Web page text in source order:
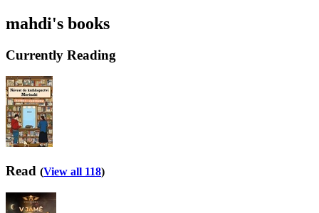
mahdi's books
Currently Reading
Read (View all 118)